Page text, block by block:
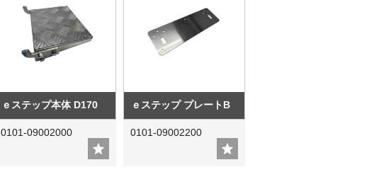
ｅステップ本体 D170
0101-09002000
ｅステップ プレートB
0101-09002200